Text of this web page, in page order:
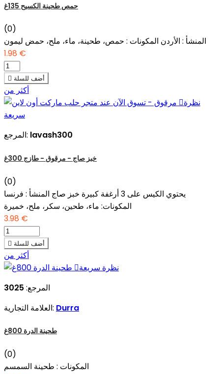
حمص طحينة الكسيح 135غ
(0)
المنشأ : الأردن المكونات : حمص، طحينة، ماء، ملح، حمض ليمون
1.98 €
 أضف للسلة
أكثر من
نظرة
سريعة
المرجع: lavash300
خبز صاج - مرقوق - طازج 300غ
(0)
يحتوي الكيس على 3 أرغفة كبيرة خبز صاج المنشأ : فرنسا
المكونات: ماء، طحين، سكر، ملح، خميرة
3.98 €
 أضف للسلة
أكثر من
نظرة سريعة
المرجع: 3025
العلامة التجارية: Durra
طحينة الدرة 800غ
(0)
المكونات : طحينة السمسم